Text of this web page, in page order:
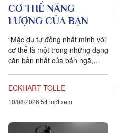
CƠ THỂ NĂNG
LƯỢNG CỦA BẠN
“Mặc dù tự đồng nhất mình với
cơ thể là một trong những dạng
căn bản nhất của bản ngã,
ECKHART TOLLE
10/08/2026 54 lượt xem